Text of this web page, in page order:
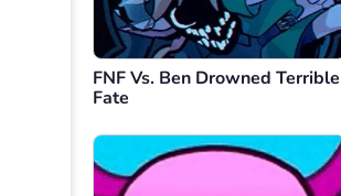
FNF Vs. Ben Drowned Terrible
Fate